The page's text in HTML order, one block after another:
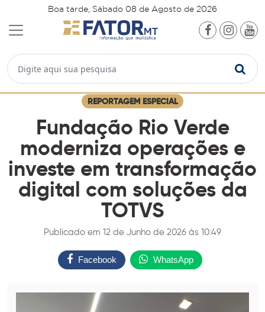
Boa tarde, Sábado 08 de Agosto de 2026
REPORTAGEM ESPECIAL
Fundação Rio Verde
moderniza operações e
investe em transformação
digital com soluções da
TOTVS
Publicado em 12 de Junho de 2026 ás 10:49
Facebook WhatsApp